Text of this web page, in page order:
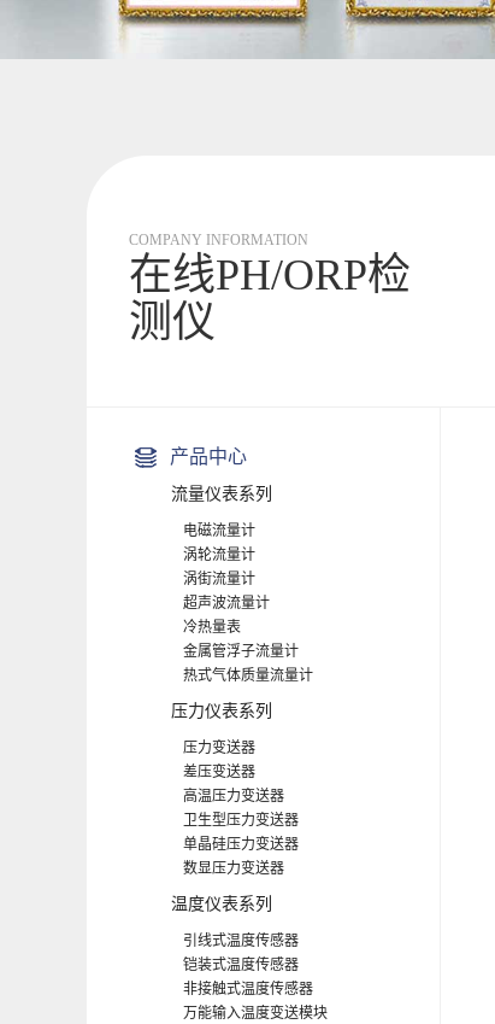
COMPANY INFORMATION
在线PH/ORP检
测仪
产品中心
流量仪表系列
电磁流量计
涡轮流量计
涡街流量计
超声波流量计
冷热量表
金属管浮子流量计
热式气体质量流量计
压力仪表系列
压力变送器
差压变送器
高温压力变送器
卫生型压力变送器
单晶硅压力变送器
数显压力变送器
温度仪表系列
引线式温度传感器
铠装式温度传感器
非接触式温度传感器
万能输入温度变送模块